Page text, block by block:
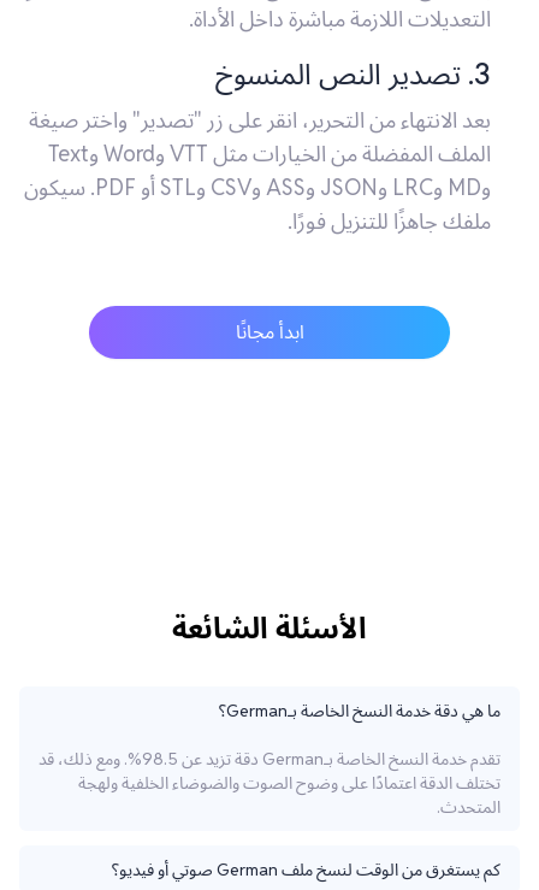
التعديلات اللازمة مباشرة داخل الأداة.
3. تصدير النص المنسوخ
بعد الانتهاء من التحرير، انقر على زر "تصدير" واختر صيغة
الملف المفضلة من الخيارات مثل VTT وWord وText
وMD وLRC وJSON وASS وCSV وSTL أو PDF. سيكون
ملفك جاهزًا للتنزيل فورًا.
ابدأ مجانًا
الأسئلة الشائعة
ما هي دقة خدمة النسخ الخاصة بـGerman؟
تقدم خدمة النسخ الخاصة بـGerman دقة تزيد عن 98.5%. ومع ذلك، قد
تختلف الدقة اعتمادًا على وضوح الصوت والضوضاء الخلفية ولهجة
المتحدث.
كم يستغرق من الوقت لنسخ ملف German صوتي أو فيديو؟